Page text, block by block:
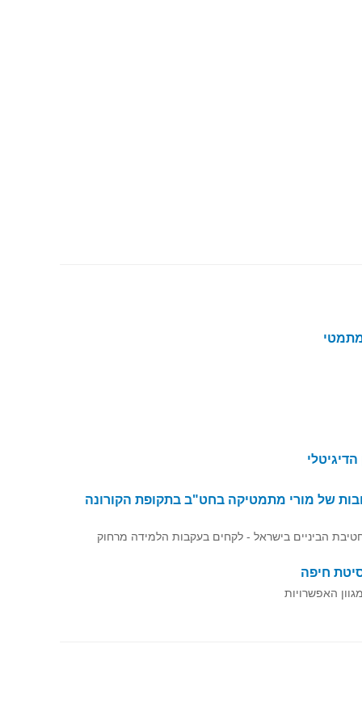
של מורי מתמטיקה בחט"ב בתקופת הקורונה
הביניים בישראל - לקחים בעקבות הלמידה מרחוק
חיפה
האפשרויות